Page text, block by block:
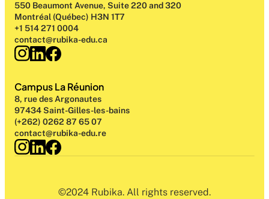
550 Beaumont Avenue, Suite 220 and 320
Montréal (Québec) H3N 1T7
+1 514 271 0004
contact@rubika-edu.ca
Campus La Réunion
8, rue des Argonautes
97434 Saint-Gilles-les-bains
(+262) 0262 87 65 07
contact@rubika-edu.re
©2024 Rubika. All rights reserved.